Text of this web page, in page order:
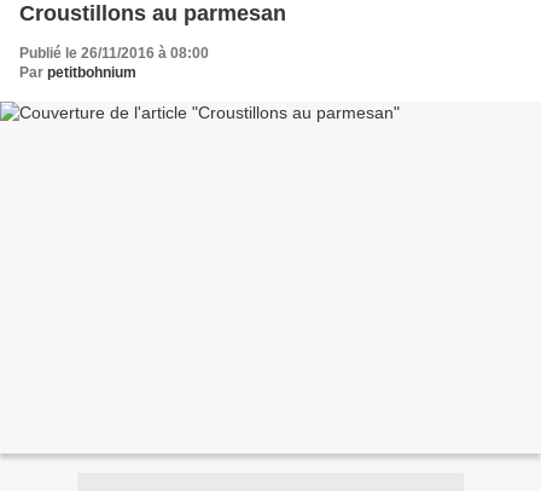
Croustillons au parmesan
Publié le 26/11/2016 à 08:00
Par petitbohnium